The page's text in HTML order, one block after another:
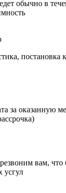
обычно в
постановка
за оказанную
вам, что
усгул